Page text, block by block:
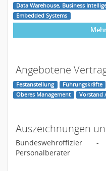
Data Warehouse, Business
Embedded Systems
Angebotene
Festanstellung Führungskräfte
Oberes Management
Vorstand
Auszeichnungen
Bundeswehroffizier
Personalberater